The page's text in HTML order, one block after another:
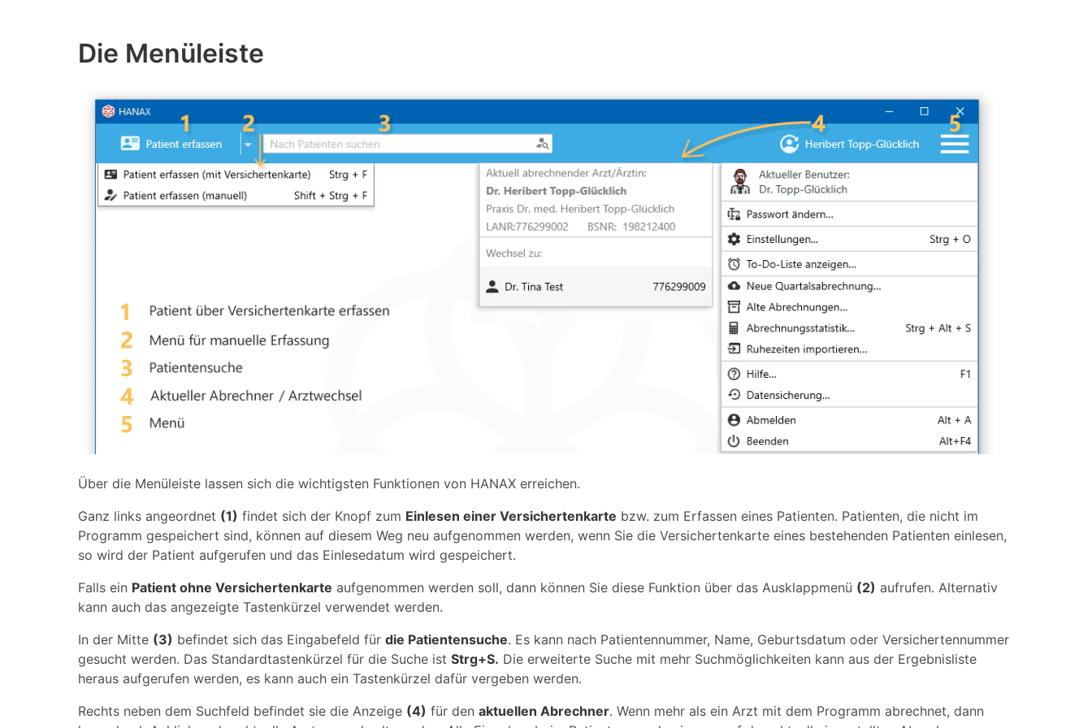
Die Menüleiste
Über die Menüleiste lassen sich die wichtigsten Funktionen von HANAX erreichen.
Ganz links angeordnet (1) findet sich der Knopf zum Einlesen einer Versichertenkarte bzw. zum Erfassen eines Patienten. Patienten, die nicht im
Programm gespeichert sind, können auf diesem Weg neu aufgenommen werden, wenn Sie die Versichertenkarte eines bestehenden Patienten einlesen,
so wird der Patient aufgerufen und das Einlesedatum wird gespeichert.
Falls ein Patient ohne Versichertenkarte aufgenommen werden soll, dann können Sie diese Funktion über das Ausklappmenü (2) aufrufen. Alternativ
kann auch das angezeigte Tastenkürzel verwendet werden.
In der Mitte (3) befindet sich das Eingabefeld für die Patientensuche. Es kann nach Patientennummer, Name, Geburtsdatum oder Versichertennummer
gesucht werden. Das Standardtastenkürzel für die Suche ist Strg+S. Die erweiterte Suche mit mehr Suchmöglichkeiten kann aus der Ergebnisliste
heraus aufgerufen werden, es kann auch ein Tastenkürzel dafür vergeben werden.
Rechts neben dem Suchfeld befindet sie die Anzeige (4) für den aktuellen Abrechner. Wenn mehr als ein Arzt mit dem Programm abrechnet, dann